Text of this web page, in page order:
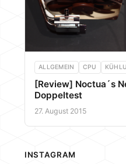
ALLGEMEIN CPU
[Review] Noctua´s
Doppeltest
27. August 2015
INSTAGRAM